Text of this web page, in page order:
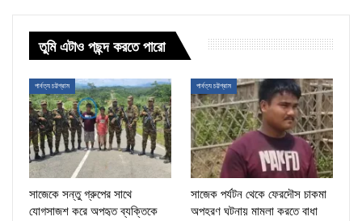
তুমি এটাও পছন্দ করতে পারো
পার্বত্য চট্টগ্রাম
সাজেকে সন্তু গ্রুপের সাথে
যোগসাজশ করে অপহৃত ব্যক্তিকে
পার্বত্য চট্টগ্রাম
সাজেক পর্যটন থেকে ফেরদৌস চাকমা
অপহরণ ঘটনায় মামলা করতে বাধা